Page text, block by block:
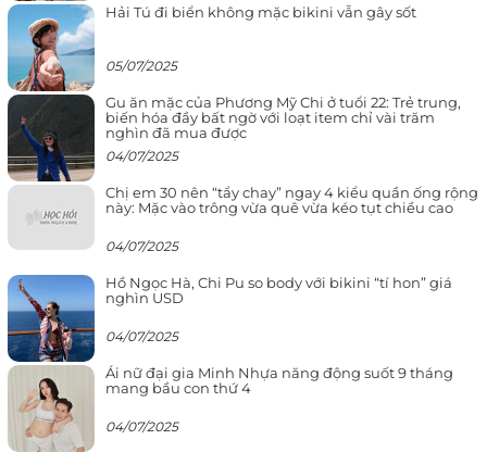
Hải Tú đi biển không mặc bikini vẫn gây sốt
05/07/2025
Gu ăn mặc của Phương Mỹ Chi ở tuổi 22: Trẻ trung,
biến hóa đầy bất ngờ với loạt item chỉ vài trăm
nghìn đã mua được
04/07/2025
Chị em 30 nên “tẩy chay” ngay 4 kiểu quần ống rộng
này: Mặc vào trông vừa quê vừa kéo tụt chiều cao
04/07/2025
Hồ Ngọc Hà, Chi Pu so body với bikini “tí hon” giá
nghìn USD
04/07/2025
Ái nữ đại gia Minh Nhựa năng động suốt 9 tháng
mang bầu con thứ 4
04/07/2025